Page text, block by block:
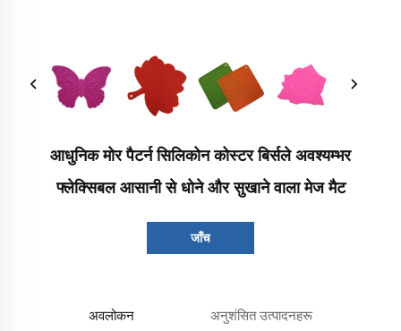
आधुनिक मोर पैटर्न सिलिकोन कोस्टर बिर्सले अवश्यम्भर
फ्लेक्सिबल आसानी से धोने और सुखाने वाला मेज मैट
जाँच
अवलोकन अनुशंसित उत्पादनहरू